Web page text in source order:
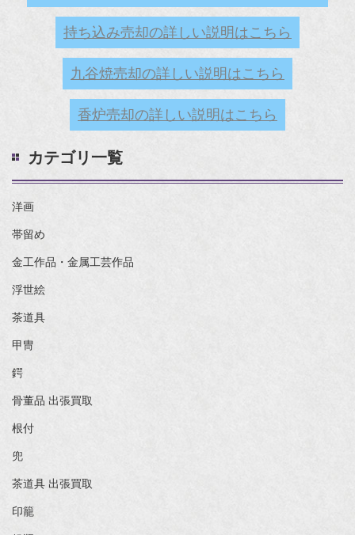
持ち込み売却の詳しい説明はこちら
九谷焼売却の詳しい説明はこちら
香炉売却の詳しい説明はこちら
カテゴリ一覧
洋画
帯留め
金工作品・金属工芸作品
浮世絵
茶道具
甲冑
鍔
骨董品 出張買取
根付
兜
茶道具 出張買取
印籠